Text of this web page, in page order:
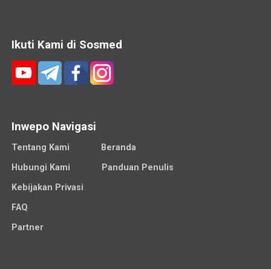
Ikuti Kami di Sosmed
Inwepo Navigasi
Tentang Kami
Beranda
Hubungi Kami
Panduan Penulis
Kebijakan Privasi
FAQ
Partner